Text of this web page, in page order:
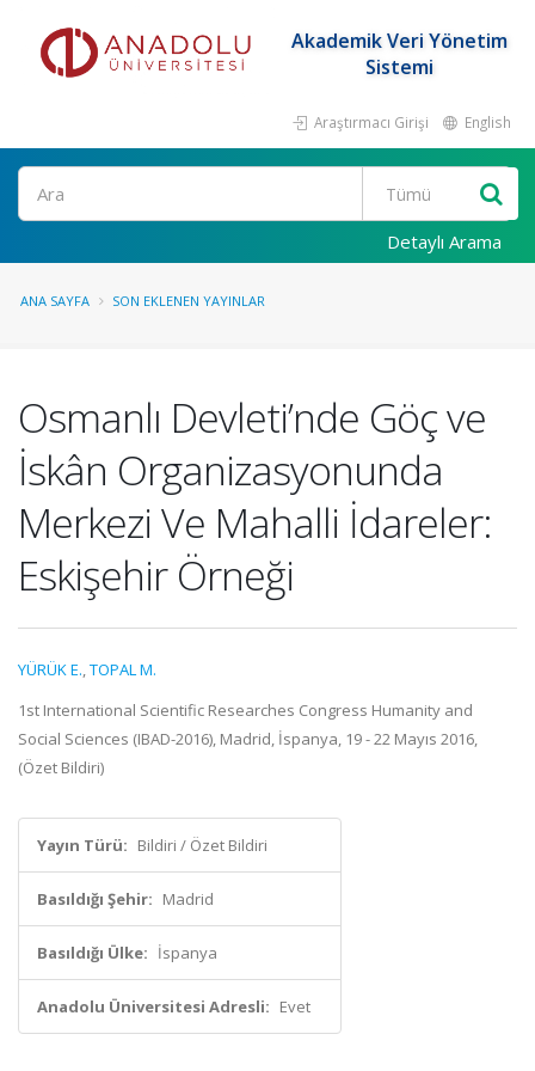
Akademik Veri Yönetim
Sistemi
Araştırmacı Girişi English
Ara
Detaylı Arama
ANA SAYFA SON EKLENEN YAYINLAR
Osmanlı Devleti’nde Göç ve
İskân Organizasyonunda
Merkezi Ve Mahalli İdareler:
Eskişehir Örneği
YÜRÜK E.,TOPAL M.
1st International Scientific Researches Congress Humanity and
Social Sciences (IBAD-2016), Madrid, İspanya, 19 - 22 Mayıs 2016,
(Özet Bildiri)
Yayın Türü: Bildiri / Özet Bildiri
Basıldığı Şehir: Madrid
Basıldığı Ülke: İspanya
Anadolu Üniversitesi Adresli: Evet